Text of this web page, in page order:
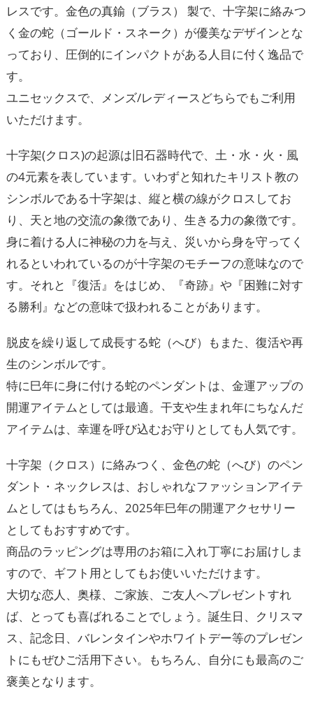
レスです。金色の真鍮（ブラス） 製で、十字架に絡みつ
く金の蛇（ゴールド・スネーク）が優美なデザインとな
っており、圧倒的にインパクトがある人目に付く逸品で
す。
ユニセックスで、メンズ/レディースどちらでもご利用
いただけます。
十字架(クロス)の起源は旧石器時代で、土・水・火・風
の4元素を表しています。いわずと知れたキリスト教の
シンボルである十字架は、縦と横の線がクロスしてお
り、天と地の交流の象徴であり、生きる力の象徴です。
身に着ける人に神秘の力を与え、災いから身を守ってく
れるといわれているのが十字架のモチーフの意味なので
す。それと『復活』をはじめ、『奇跡』や『困難に対す
る勝利』などの意味で扱われることがあります。
脱皮を繰り返して成長する蛇（へび）もまた、復活や再
生のシンボルです。
特に巳年に身に付ける蛇のペンダントは、金運アップの
開運アイテムとしては最適。干支や生まれ年にちなんだ
アイテムは、幸運を呼び込むお守りとしても人気です。
十字架（クロス）に絡みつく、金色の蛇（へび）のペン
ダント・ネックレスは、おしゃれなファッションアイテ
ムとしてはもちろん、2025年巳年の開運アクセサリー
としてもおすすめです。
商品のラッピングは専用のお箱に入れ丁寧にお届けしま
すので、ギフト用としてもお使いいただけます。
大切な恋人、奥様、ご家族、ご友人へプレゼントすれ
ば、とっても喜ばれることでしょう。誕生日、クリスマ
ス、記念日、バレンタインやホワイトデー等のプレゼン
トにもぜひご活用下さい。もちろん、自分にも最高のご
褒美となります。